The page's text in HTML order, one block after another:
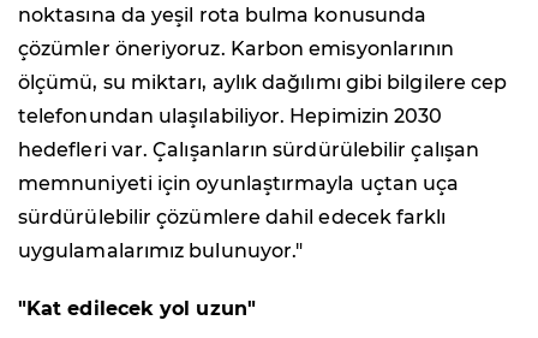
noktasına da yeşil rota bulma konusunda
çözümler öneriyoruz. Karbon emisyonlarının
ölçümü, su miktarı, aylık dağılımı gibi bilgilere cep
telefonundan ulaşılabiliyor. Hepimizin 2030
hedefleri var. Çalışanların sürdürülebilir çalışan
memnuniyeti için oyunlaştırmayla uçtan uça
sürdürülebilir çözümlere dahil edecek farklı
uygulamalarımız bulunuyor."
"Kat edilecek yol uzun"